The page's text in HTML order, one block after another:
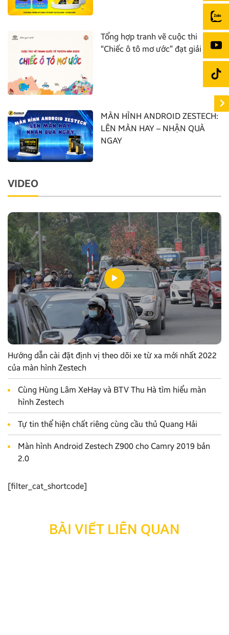
Tổng hợp tranh vẽ cuộc thi
“Chiếc ô tô mơ ước” đạt giải nhất
MÀN HÌNH ANDROID ZESTECH:
LÊN MÀN HAY – NHẬN QUÀ
NGAY
VIDEO
Hướng dẫn cài đặt định vị theo dõi xe từ xa mới nhất 2022
của màn hình Zestech
Cùng Hùng Lâm XeHay và BTV Thu Hà tìm hiểu màn
hình Zestech
Tự tin thể hiện chất riêng cùng cầu thủ Quang Hải
Màn hình Android Zestech Z900 cho Camry 2019 bản
2.0
[filter_cat_shortcode]
BÀI VIẾT LIÊN QUAN